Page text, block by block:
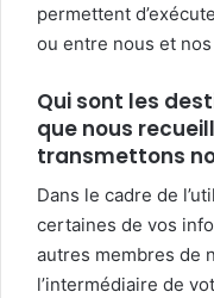
permettent
ou entre nous et
Qui sont les
que nous
transmettons
Dans le cadre de
certaines de vos
autres membres de
l’intermédiaire de